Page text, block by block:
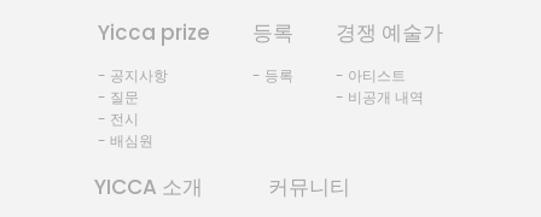
Yicca prize
- 공지사항
- 질문
- 전시
- 배심원
등록
- 등록
경쟁 예술가
- 아티스트
- 비공개 내역
YICCA 소개 커뮤니티